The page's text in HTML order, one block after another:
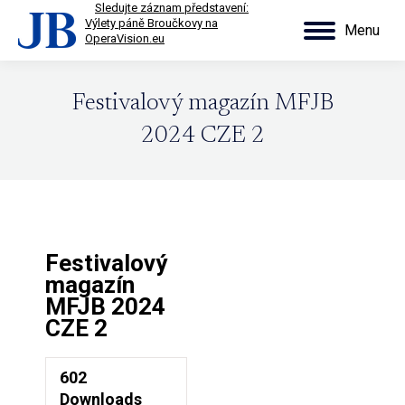
Menu
Sledujte záznam představení:
Výlety páně Broučkovy na
OperaVision.eu
Festivalový magazín MFJB
2024 CZE 2
Festivalový
magazín
MFJB 2024
CZE 2
602
Downloads